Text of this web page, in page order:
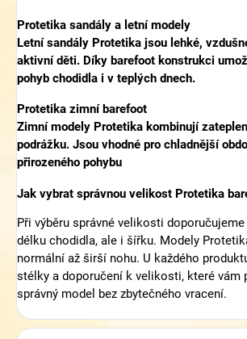
Protetika sandály a letní modely
Letní sandály Protetika jsou lehké,
aktivní děti. Díky barefoot konstrukci
pohyb chodidla i v teplých dnech.
Protetika zimní barefoot
Zimní modely Protetika kombinují
podrážku. Jsou vhodné pro chladnější
přirozeného pohybu
Jak vybrat správnou velikost Protetika
Při výběru správné velikosti
délku chodidla, ale i šířku. Modely
normální až širší nohu. U každého
stélky a doporučení k velikosti, které vám
správný model bez zbytečného vracení.